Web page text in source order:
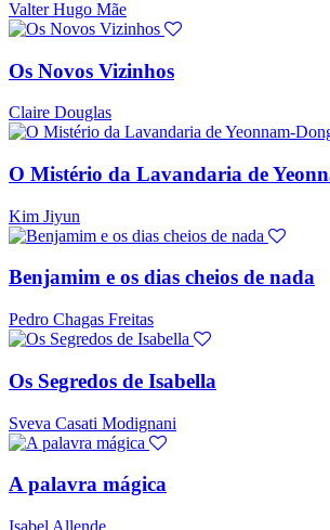
Valter Hugo Mãe
Os Novos Vizinhos
Claire Douglas
O Mistério da Lavandaria de
Kim Jiyun
Benjamim e os dias cheios de nada
Pedro Chagas Freitas
Os Segredos de Isabella
Sveva Casati Modignani
A palavra mágica
Isabel Allende